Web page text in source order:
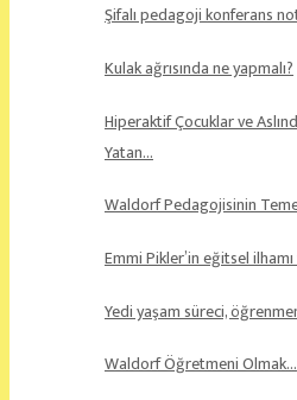
Şifalı pedagoji konferans
Kulak ağrısında ne yapmalı?
Hiperaktif Çocuklar ve
Yatan…
Waldorf Pedagojisinin
Emmi Pikler’in eğitsel
Yedi yaşam süreci,
Waldorf Öğretmeni Olmak…